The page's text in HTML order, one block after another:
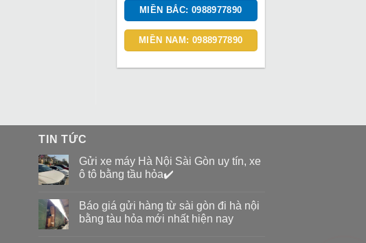
MIỀN BẮC: 0988977890
MIỀN NAM: 0988977890
TIN TỨC
Gửi xe máy Hà Nội Sài Gòn uy tín, xe
ô tô bằng tầu hỏa✔️
Báo giá gửi hàng từ sài gòn đi hà nội
bằng tàu hỏa mới nhất hiện nay